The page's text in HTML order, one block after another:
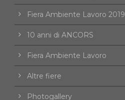
Fiera Ambiente Lavoro 2019
10 anni di ANCORS
Fiera Ambiente Lavoro
Altre fiere
Photogallery